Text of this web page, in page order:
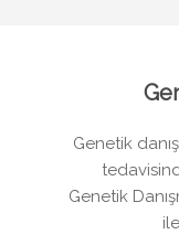
Genetik
Genetik